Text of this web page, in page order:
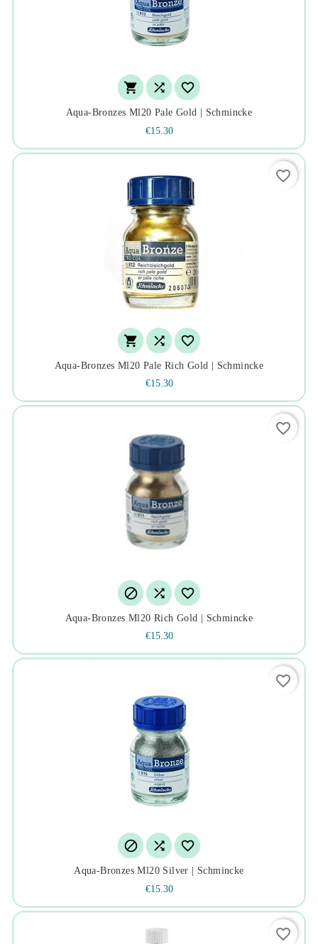
  
Aqua-Bronzes Ml20 Pale Gold | Schmincke
€15.30
  
Aqua-Bronzes Ml20 Pale Rich Gold | Schmincke
€15.30
favorite_border
  
Aqua-Bronzes Ml20 Rich Gold | Schmincke
€15.30
favorite_border
  
Aqua-Bronzes Ml20 Silver | Schmincke
€15.30
favorite_border
favorite_border